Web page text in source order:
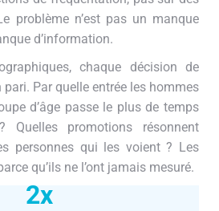
problème n’est pas un manque
d’information.
chaque décision de
Par quelle entrée les hommes
d’âge passe le plus de temps
Quelles promotions résonnent
personnes qui les voient ? Les
qu’ils ne l’ont jamais mesuré.
2x